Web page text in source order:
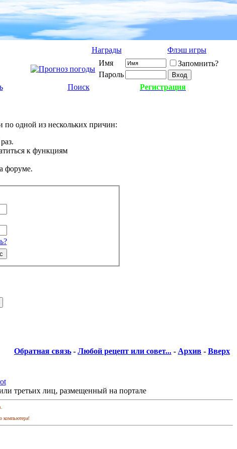
Награды
Флэш игры
Имя
Запомнить?
Пароль
Поиск Регистрация
по одной из нескольких причин:
к функциям
форуме.
Обратная связь - Любой рецепт или совет... - Архив - Вверх
третьих лиц, размещенный на портале
компьютера!